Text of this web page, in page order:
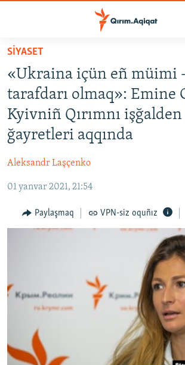
Esas
qaytmaq
Baş
navigatsiyağa
qaytmaq
Qıdıruvğa
HABERLER
SİYASET
İQTİSADİYAT
CEMİYET
İNSAN AQLARI
VİDEO
SÜRET
BLOGLAR
Русский
Українською
QOŞULIÑIZ!
SİYASET
«Ukraina içün eñ müimi
tarafdarı olmaq»: Emine
Kyivniñ Qırımnı
ğayretleri aqqında
Aleksandr Laşçenko
01 yanvar 2021, 21:54
Paylaşmaq VPN-siz oquñız